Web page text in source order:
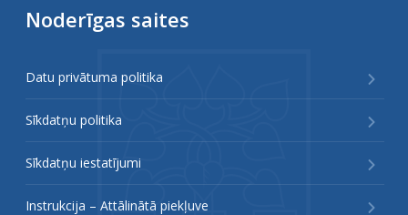
Noderīgas saites
Datu privātuma politika
Sīkdatņu politika
Sīkdatņu iestatījumi
Instrukcija – Attālinātā piekļuve